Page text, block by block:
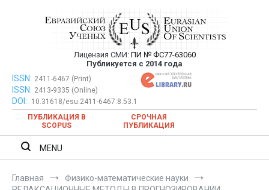
Евразийский Союз Ученых —
публикация научных статей в
ежемесячном научном журнале
Лицензия СМИ: ПИ № ФС77-63060
Публикуется с 2014 года
Евразийский Союз Ученых — публикация научных статей в
ежемесячном научном журнале
ISSN: 2411-6467 (Print)
ISSN: 2413-9335 (Online)
DOI:
10.31618/esu.2411-6467.8.53.1
ПУБЛИКАЦИЯ В
SCOPUS
СРОЧНАЯ
ПУБЛИКАЦИЯ
MENU
Главная
Физико-математические науки